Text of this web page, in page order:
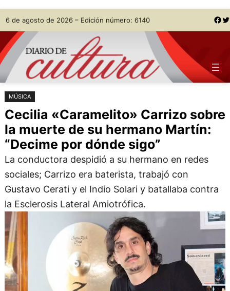
Saltar
al
contenido
Skip
to
content
6 de agosto de 2026 – Edición número: 6140 Facebook Twitter
MÚSICA
Cecilia «Caramelito» Carrizo sobre
la muerte de su hermano Martín:
“Decime por dónde sigo”
La conductora despidió a su hermano en redes
sociales; Carrizo era baterista, trabajó con
Gustavo Cerati y el Indio Solari y batallaba contra
la Esclerosis Lateral Amiotrófica.